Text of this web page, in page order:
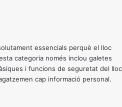
essencials perquè el lloc
categoria només inclou galetes
i funcions de seguretat del lloc
cap informació personal.